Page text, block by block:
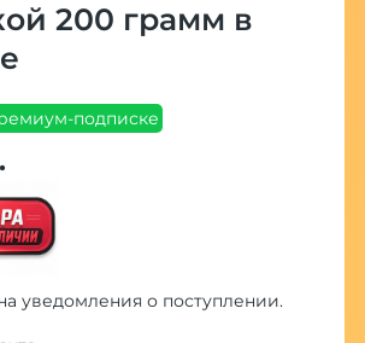
200 грамм в
подписке
уведомления о поступлении.